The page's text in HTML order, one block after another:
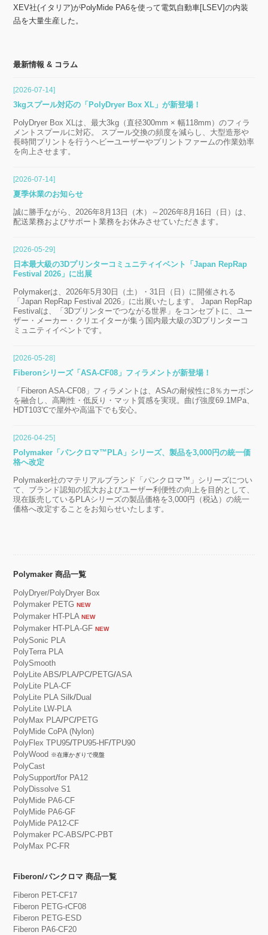
XEV社(イタリア)がPolyMide PA6を使って電気自動車[LSEV]の内装
品を大量生産した。
最新情報 & コラム
[2026-07-14]
3kgスプール対応の「PolyDryer Box XL」が新登場！
PolyDryer Box XLは、最大3kg（直径300mm × 幅118mm）のフィラ
メントスプールに対応。 スプール交換の頻度を減らし、大型造形や
長時間プリントを行うヘビーユーザーやプリントファームの作業効率
を向上させます。
[2026-07-14]
夏季休業のお知らせ
誠に勝手ながら、2026年8月13日（木）～2026年8月16日（日）は、
配送業務およびサポート業務をお休みさせていただきます。
[2026-05-29]
日本最大級の3Dプリンターコミュニティイベント「Japan RepRap
Festival 2026」に出展
Polymakerは、2026年5月30日（土）・31日（日）に開催される
「Japan RepRap Festival 2026」に出展いたします。 Japan RepRap
Festivalは、「3Dプリンターでつながる世界」をコンセプトに、ユー
ザー・メーカー・クリエイターが集う国内最大級の3Dプリンターコ
ミュニティイベントです。
[2026-05-28]
Fiberonシリーズ「ASA-CF08」フィラメントが新登場！
「Fiberon ASA-CF08」フィラメントは、ASAの耐候性に8％カーボン
を融合し、高剛性・低反り・マット質感を実現。曲げ強度69.1MPa、
HDT103℃で屋外や高温下でも安心。
[2026-04-25]
Polymaker「パンクロマ™PLA」シリーズ、製品を3,000円の統一価
格へ改定
Polymaker社のマテリアルブランド「パンクロマ™」シリーズについ
て、ブランド認知の拡大およびユーザー利便性の向上を目的として、
現在販売しているPLAシリーズの製品価格を3,000円（税込）の統一
価格へ改定することをお知らせいたします。
Polymaker 商品一覧
PolyDryer/PolyDryer Box
Polymaker PETG NEW
Polymaker HT-PLA NEW
Polymaker HT-PLA-GF NEW
PolySonic PLA
PolyTerra PLA
PolySmooth
PolyLite ABS/PLA/PC/PETG/ASA
PolyLite PLA-CF
PolyLite PLA Silk/Dual
PolyLite LW-PLA
PolyMax PLA/PC/PETG
PolyMide CoPA (Nylon)
PolyFlex TPU95/TPU95-HF/TPU90
PolyWood ※在庫かぎりで廃盤
PolyCast
PolySupport/for PA12
PolyDissolve S1
PolyMide PA6-CF
PolyMide PA6-GF
PolyMide PA12-CF
Polymaker PC-ABS/PC-PBT
PolyMax PC-FR
Fiberon/パンクロマ 商品一覧
Fiberon PET-CF17
Fiberon PETG-rCF08
Fiberon PETG-ESD
Fiberon PA6-CF20